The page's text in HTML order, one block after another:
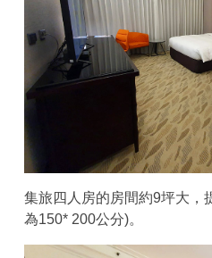
集旅四人房的房間約9坪大，
為150* 200公分)。